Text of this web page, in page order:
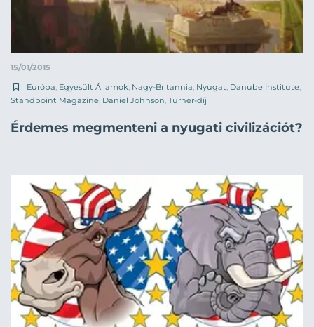
15/01/2015
Európa, Egyesült Államok, Nagy-Britannia, Nyugat, Danube Institute,
Standpoint Magazine, Daniel Johnson, Turner-díj
Érdemes megmenteni a nyugati civilizációt?